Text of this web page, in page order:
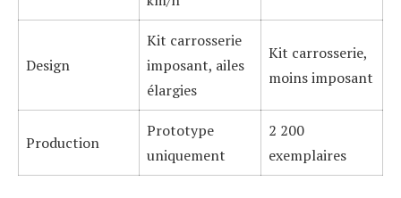
Design
Kit carrosserie
imposant, ailes
élargies
Kit carrosserie,
moins imposant
Production
Prototype
uniquement
2 200
exemplaires